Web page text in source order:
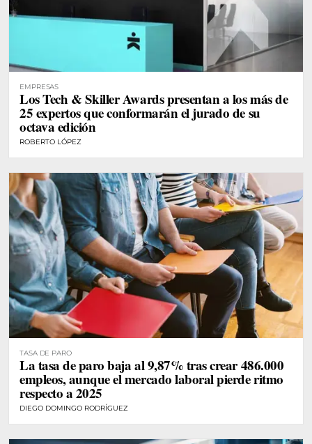
EMPRESAS
Los Tech & Skiller Awards presentan a los más de
25 expertos que conformarán el jurado de su
octava edición
ROBERTO LÓPEZ
TASA DE PARO
La tasa de paro baja al 9,87% tras crear 486.000
empleos, aunque el mercado laboral pierde ritmo
respecto a 2025
DIEGO DOMINGO RODRÍGUEZ